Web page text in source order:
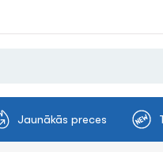
Jaunākās preces